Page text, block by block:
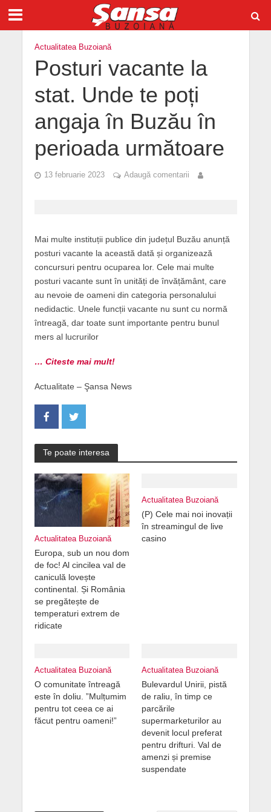
Actualitatea Buzoiană
Posturi vacante la
stat. Unde te poți
angaja în Buzău în
perioada următoare
13 februarie 2023 Adaugă comentarii
Mai multe instituții publice din județul Buzău anunță
posturi vacante la această dată și organizează
concursuri pentru ocuparea lor. Cele mai multe
posturi vacante sunt în unități de învățământ, care
au nevoie de oameni din categoria personalului
nedidactic. Unele funcții vacante nu sunt cu normă
întreagă, dar toate sunt importante pentru bunul
mers al lucrurilor
… Citeste mai mult!
Actualitate – Şansa News
Te poate interesa
Actualitatea Buzoiană
Europa, sub un nou dom
de foc! Al cincilea val de
caniculă lovește
continental. Și România
se pregătește de
temperaturi extrem de
ridicate
Actualitatea Buzoiană
(P) Cele mai noi inovații
în streamingul de live
casino
Actualitatea Buzoiană
O comunitate întreagă
este în doliu. ”Mulțumim
pentru tot ceea ce ai
făcut pentru oameni!”
Actualitatea Buzoiană
Bulevardul Unirii, pistă
de raliu, în timp ce
parcările
supermarketurilor au
devenit locul preferat
pentru drifturi. Val de
amenzi și premise
suspendate